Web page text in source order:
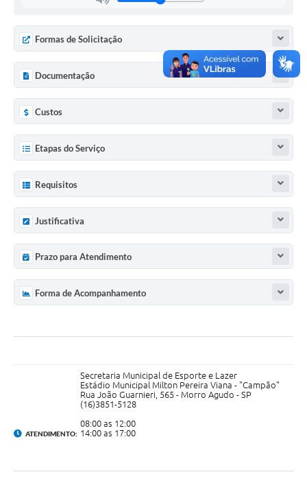
Formas de Solicitação
Documentação
Custos
Etapas do Serviço
Requisitos
Justificativa
Prazo para Atendimento
Forma de Acompanhamento
ATENDIMENTO:
Secretaria Municipal de Esporte e Lazer
Estádio Municipal Milton Pereira Viana - "Campão"
Rua João Guarnieri, 565 - Morro Agudo - SP
(16)3851-5128
08:00 as 12:00
14:00 as 17:00